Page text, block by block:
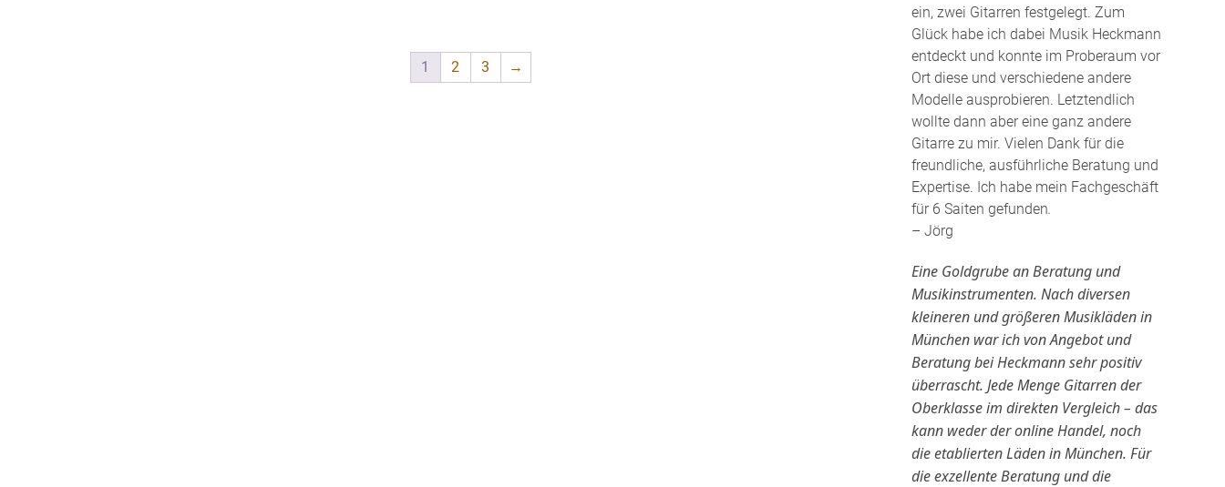
1 2 3 →
ein, zwei Gitarren festgelegt. Zum
Glück habe ich dabei Musik Heckmann
entdeckt und konnte im Proberaum vor
Ort diese und verschiedene andere
Modelle ausprobieren. Letztendlich
wollte dann aber eine ganz andere
Gitarre zu mir. Vielen Dank für die
freundliche, ausführliche Beratung und
Expertise. Ich habe mein Fachgeschäft
für 6 Saiten gefunden.
– Jörg
Eine Goldgrube an Beratung und
Musikinstrumenten. Nach diversen
kleineren und größeren Musikläden in
München war ich von Angebot und
Beratung bei Heckmann sehr positiv
überrascht. Jede Menge Gitarren der
Oberklasse im direkten Vergleich – das
kann weder der online Handel, noch
die etablierten Läden in München. Für
die exzellente Beratung und die